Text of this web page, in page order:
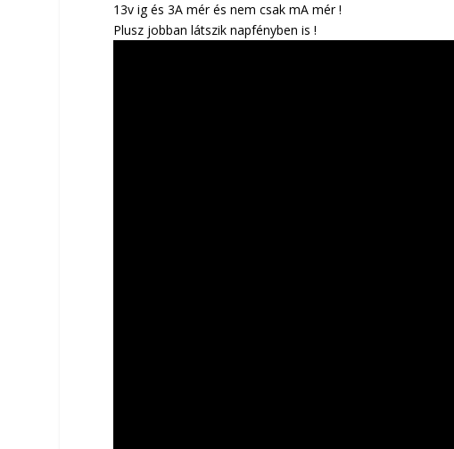
13v ig és 3A mér és nem csak mA mér !
Plusz jobban látszik napfényben is !